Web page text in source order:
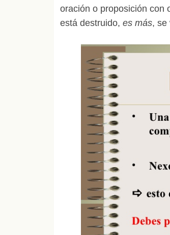
oración o proposición con
está destruido, es más, se